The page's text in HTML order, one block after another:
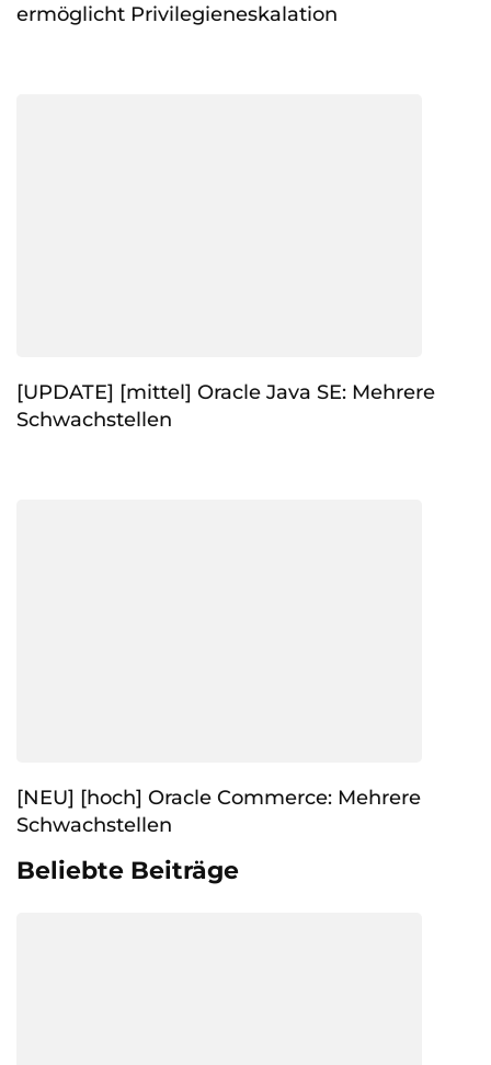
ermöglicht Privilegieneskalation
[UPDATE] [mittel] Oracle Java SE: Mehrere
Schwachstellen
[NEU] [hoch] Oracle Commerce: Mehrere
Schwachstellen
Beliebte Beiträge